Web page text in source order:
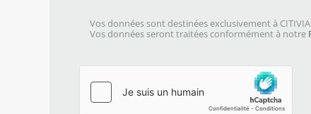
Vos données sont destinées exclusivement à
Vos données seront traitées conformément à notre